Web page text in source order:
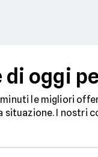
oggi
le migliori
situazione. I nostri